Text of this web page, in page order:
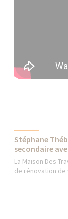
Stéphane
secondaire
La Maison Des
de rénovation